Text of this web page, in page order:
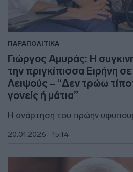
ΠΑΡΑΠΟΛΙΤΙΚΑ
Γιώργος Αμυράς: Η
την πριγκίπισσα Ειρήνη
Λειψούς – “Δεν τρώω
γονείς ή μάτια”
Η ανάρτηση του πρώην
20.01.2026 - 15:14